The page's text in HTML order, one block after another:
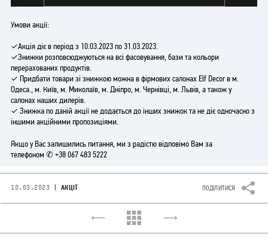
Умови акції:
✓Акція діє в період з 10.03.2023 по 31.03.2023.
✓Знижки розповсюджуються на всі фасовування, бази та кольори
перерахованих продуктів.
✓ Придбати товари зі знижкою можна в фірмових салонах Elf Decor в м.
Одеса., м. Київ, м. Миколаїв, м. Дніпро, м. Чернівці, м. Львів, а також у
салонах наших дилерів.
✓ Знижка по даній акції не додається до інших знижок та не діє одночасно з
іншими акційними пропозиціями.
Якщо у Вас залишились питання, ми з радістю відповімо Вам за
телефоном
+38 067 483 5222
10.03.2023 АКЦІЇ ПОДІЛИТИСЯ